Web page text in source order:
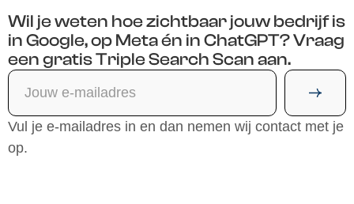
Wil je weten hoe zichtbaar jouw bedrijf is
in Google, op Meta én in ChatGPT? Vraag
een gratis Triple Search Scan aan.
Vul je e-mailadres in en dan nemen wij contact met je
op.